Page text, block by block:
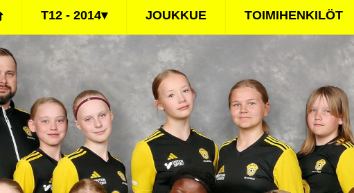
T12 - 2014▾ JOUKKUE TOIMIHENKILÖT